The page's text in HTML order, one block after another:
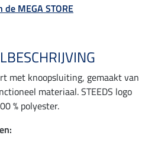
MEGA STORE
met knoopsluiting, gemaakt van
materiaal. STEEDS logo
% polyester.